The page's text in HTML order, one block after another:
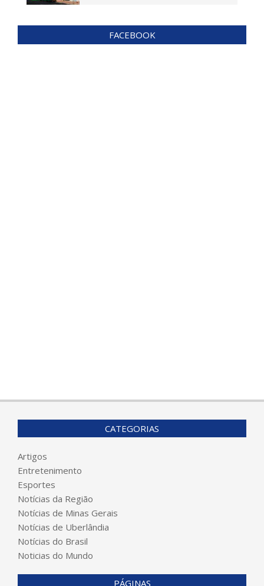
FACEBOOK
CATEGORIAS
Artigos
Entretenimento
Esportes
Notícias da Região
Notícias de Minas Gerais
Notícias de Uberlândia
Notícias do Brasil
Noticias do Mundo
PÁGINAS